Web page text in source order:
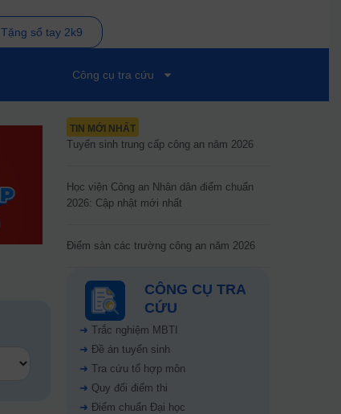
Tặng sổ tay 2k9
Công cụ tra cứu
TIN MỚI NHẤT
Tuyển sinh trung cấp công an năm 2026
Học viện Công an Nhân dân điểm chuẩn
2026: Cập nhật mới nhất
Điểm sàn các trường công an năm 2026
CÔNG CỤ TRA
CỨU
➜Trắc nghiệm MBTI
➜Đề án tuyển sinh
➜Tra cứu tổ hợp môn
➜ Quy đổi điểm thi
➜Điểm chuẩn Đại học